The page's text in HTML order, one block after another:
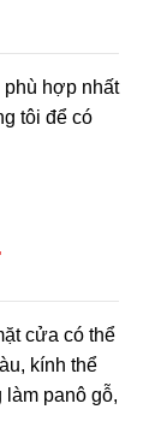
hợp nhất
tôi để có
cửa có thể
kính thể
panô gỗ,